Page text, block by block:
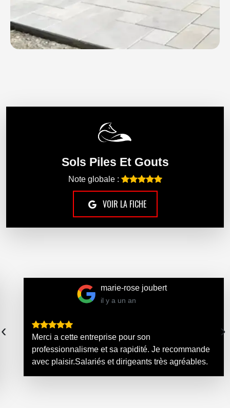
Sols Piles Et Gouts
Note globale :
VOIR LA FICHE
il y a un an
Bonjour je viens de faire poser pour mon escalier
extérieur des marches en pierre. Le travail de la
société sols piles et gouts est excellent je conseil
cette entreprise pour les personnes comme moi
‹ ›